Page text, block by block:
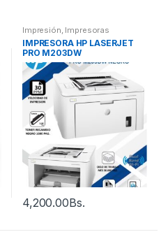
Impresión, Impresoras
IMPRESORA HP LASERJET
PRO M203DW
4,200.00Bs.